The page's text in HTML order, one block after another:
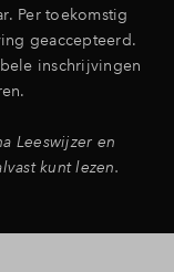
Per toekomstig
geaccepteerd.
inschrijvingen
Leeswijzer en
kunt lezen.